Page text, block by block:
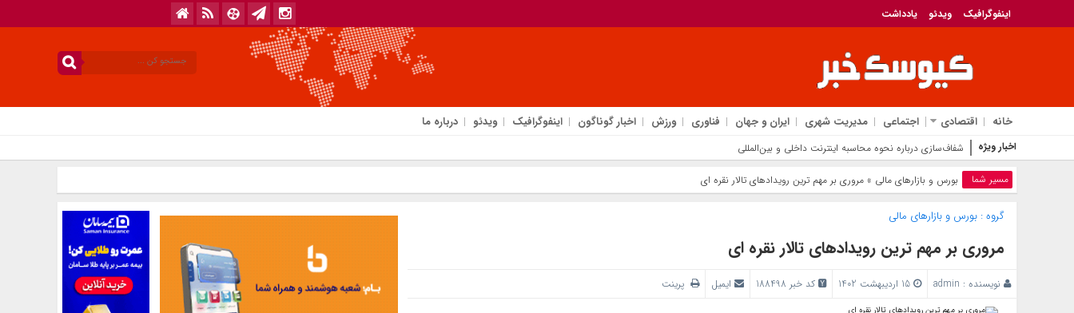
اینفوگرافیک ویدئو یادداشت
خانه اقتصادی اجتماعی مدیریت شهری ایران و جهان فناوری ورزش اخبار گوناگون اینفوگرافیک ویدئو درباره ما
اخبار ویژه شفاف‌سازی درباره نحوه محاسبه اینترنت داخلی و بین‌المللی
مسیر شما بورس و بازار‌های مالی » مروری بر مهم ترین رویدادهای تالار نقره ای
گروه :بورس و بازار‌های مالی
مروری بر مهم ترین رویدادهای تالار نقره ای
نویسنده : admin کد خبر 188498 ایمیل پرینت